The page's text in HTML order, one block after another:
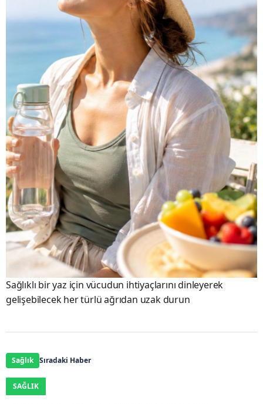
Sağlıklı bir yaz için vücudun ihtiyaçlarını dinleyerek
gelişebilecek her türlü ağrıdan uzak durun
Sağlık Sıradaki Haber
SAĞLIK